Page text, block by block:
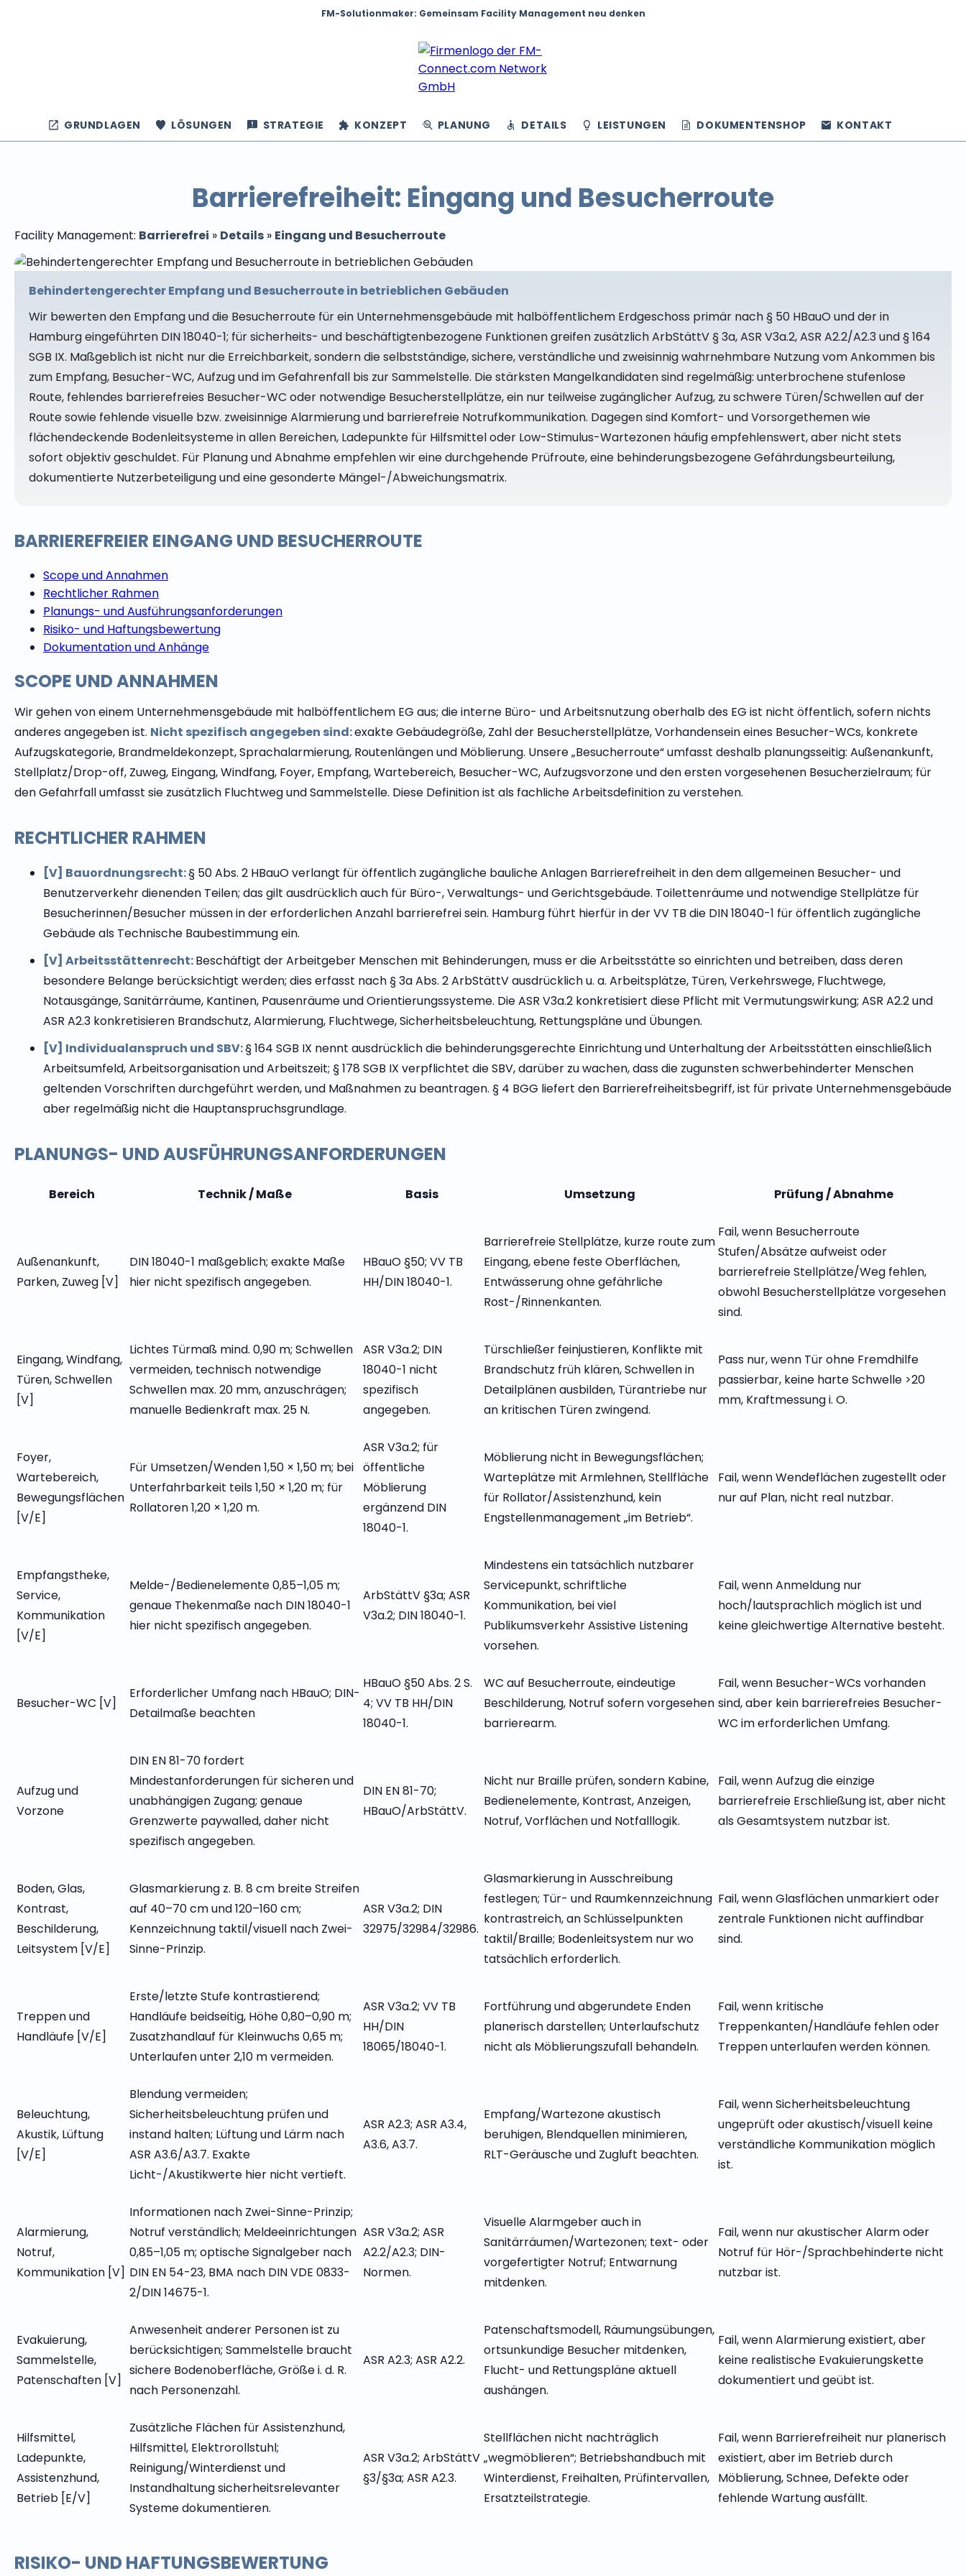
FM-Solutionmaker: Gemeinsam Facility Management neu denken
GRUNDLAGEN LÖSUNGEN STRATEGIE KONZEPT PLANUNG DETAILS LEISTUNGEN DOKUMENTENSHOP KONTAKT
Barrierefreiheit: Eingang und Besucherroute
Facility Management: Barrierefrei » Details » Eingang und Besucherroute
Behindertengerechter Empfang und Besucherroute in betrieblichen Gebäuden
Wir bewerten den Empfang und die Besucherroute für ein Unternehmensgebäude mit halböffentlichem Erdgeschoss primär nach § 50 HBauO und der in
Hamburg eingeführten DIN 18040-1; für sicherheits- und beschäftigtenbezogene Funktionen greifen zusätzlich ArbStättV § 3a, ASR V3a.2, ASR A2.2/A2.3 und § 164
SGB IX. Maßgeblich ist nicht nur die Erreichbarkeit, sondern die selbstständige, sichere, verständliche und zweisinnig wahrnehmbare Nutzung vom Ankommen bis
zum Empfang, Besucher-WC, Aufzug und im Gefahrenfall bis zur Sammelstelle. Die stärksten Mangelkandidaten sind regelmäßig: unterbrochene stufenlose
Route, fehlendes barrierefreies Besucher-WC oder notwendige Besucherstellplätze, ein nur teilweise zugänglicher Aufzug, zu schwere Türen/Schwellen auf der
Route sowie fehlende visuelle bzw. zweisinnige Alarmierung und barrierefreie Notrufkommunikation. Dagegen sind Komfort- und Vorsorgethemen wie
flächendeckende Bodenleitsysteme in allen Bereichen, Ladepunkte für Hilfsmittel oder Low-Stimulus-Wartezonen häufig empfehlenswert, aber nicht stets
sofort objektiv geschuldet. Für Planung und Abnahme empfehlen wir eine durchgehende Prüfroute, eine behinderungsbezogene Gefährdungsbeurteilung,
dokumentierte Nutzerbeteiligung und eine gesonderte Mängel-/Abweichungsmatrix.
BARRIEREFREIER EINGANG UND BESUCHERROUTE
Scope und Annahmen
Rechtlicher Rahmen
Planungs- und Ausführungsanforderungen
Risiko- und Haftungsbewertung
Dokumentation und Anhänge
SCOPE UND ANNAHMEN
Wir gehen von einem Unternehmensgebäude mit halböffentlichem EG aus; die interne Büro- und Arbeitsnutzung oberhalb des EG ist nicht öffentlich, sofern nichts
anderes angegeben ist. Nicht spezifisch angegeben sind:exakte Gebäudegröße, Zahl der Besucherstellplätze, Vorhandensein eines Besucher-WCs, konkrete
Aufzugskategorie, Brandmeldekonzept, Sprachalarmierung, Routenlängen und Möblierung. Unsere „Besucherroute“ umfasst deshalb planungsseitig: Außenankunft,
Stellplatz/Drop-off, Zuweg, Eingang, Windfang, Foyer, Empfang, Wartebereich, Besucher-WC, Aufzugsvorzone und den ersten vorgesehenen Besucherzielraum; für
den Gefahrfall umfasst sie zusätzlich Fluchtweg und Sammelstelle. Diese Definition ist als fachliche Arbeitsdefinition zu verstehen.
RECHTLICHER RAHMEN
[V] Bauordnungsrecht:§ 50 Abs. 2 HBauO verlangt für öffentlich zugängliche bauliche Anlagen Barrierefreiheit in den dem allgemeinen Besucher- und
Benutzerverkehr dienenden Teilen; das gilt ausdrücklich auch für Büro-, Verwaltungs- und Gerichtsgebäude. Toilettenräume und notwendige Stellplätze für
Besucherinnen/Besucher müssen in der erforderlichen Anzahl barrierefrei sein. Hamburg führt hierfür in der VV TB die DIN 18040-1 für öffentlich zugängliche
Gebäude als Technische Baubestimmung ein.
[V] Arbeitsstättenrecht:Beschäftigt der Arbeitgeber Menschen mit Behinderungen, muss er die Arbeitsstätte so einrichten und betreiben, dass deren
besondere Belange berücksichtigt werden; dies erfasst nach § 3a Abs. 2 ArbStättV ausdrücklich u. a. Arbeitsplätze, Türen, Verkehrswege, Fluchtwege,
Notausgänge, Sanitärräume, Kantinen, Pausenräume und Orientierungssysteme. Die ASR V3a.2 konkretisiert diese Pflicht mit Vermutungswirkung; ASR A2.2 und
ASR A2.3 konkretisieren Brandschutz, Alarmierung, Fluchtwege, Sicherheitsbeleuchtung, Rettungspläne und Übungen.
[V] Individualanspruch und SBV:§ 164 SGB IX nennt ausdrücklich die behinderungsgerechte Einrichtung und Unterhaltung der Arbeitsstätten einschließlich
Arbeitsumfeld, Arbeitsorganisation und Arbeitszeit; § 178 SGB IX verpflichtet die SBV, darüber zu wachen, dass die zugunsten schwerbehinderter Menschen
geltenden Vorschriften durchgeführt werden, und Maßnahmen zu beantragen. § 4 BGG liefert den Barrierefreiheitsbegriff, ist für private Unternehmensgebäude
aber regelmäßig nicht die Hauptanspruchsgrundlage.
PLANUNGS- UND AUSFÜHRUNGSANFORDERUNGEN
Bereich Technik / Maße Basis Umsetzung Prüfung / Abnahme
Außenankunft,
Parken, Zuweg [V]
DIN 18040-1 maßgeblich; exakte Maße
hier nicht spezifisch angegeben.
HBauO §50; VV TB
HH/DIN 18040-1.
Barrierefreie Stellplätze, kurze route zum
Eingang, ebene feste Oberflächen,
Entwässerung ohne gefährliche
Rost-/Rinnenkanten.
Fail, wenn Besucherroute
Stufen/Absätze aufweist oder
barrierefreie Stellplätze/Weg fehlen,
obwohl Besucherstellplätze vorgesehen
sind.
Eingang, Windfang,
Türen, Schwellen
[V]
Lichtes Türmaß mind. 0,90 m; Schwellen
vermeiden, technisch notwendige
Schwellen max. 20 mm, anzuschrägen;
manuelle Bedienkraft max. 25 N.
ASR V3a.2; DIN
18040-1 nicht
spezifisch
angegeben.
Türschließer feinjustieren, Konflikte mit
Brandschutz früh klären, Schwellen in
Detailplänen ausbilden, Türantriebe nur
an kritischen Türen zwingend.
Pass nur, wenn Tür ohne Fremdhilfe
passierbar, keine harte Schwelle >20
mm, Kraftmessung i. O.
Foyer,
Wartebereich,
Bewegungsflächen
[V/E]
Für Umsetzen/Wenden 1,50 × 1,50 m; bei
Unterfahrbarkeit teils 1,50 × 1,20 m; für
Rollatoren 1,20 × 1,20 m.
ASR V3a.2; für
öffentliche
Möblierung
ergänzend DIN
18040-1.
Möblierung nicht in Bewegungsflächen;
Warteplätze mit Armlehnen, Stellfläche
für Rollator/Assistenzhund, kein
Engstellenmanagement „im Betrieb“.
Fail, wenn Wendeflächen zugestellt oder
nur auf Plan, nicht real nutzbar.
Empfangstheke,
Service,
Kommunikation
[V/E]
Melde-/Bedienelemente 0,85–1,05 m;
genaue Thekenmaße nach DIN 18040-1
hier nicht spezifisch angegeben.
ArbStättV §3a; ASR
V3a.2; DIN 18040-1.
Mindestens ein tatsächlich nutzbarer
Servicepunkt, schriftliche
Kommunikation, bei viel
Publikumsverkehr Assistive Listening
vorsehen.
Fail, wenn Anmeldung nur
hoch/lautsprachlich möglich ist und
keine gleichwertige Alternative besteht.
Besucher-WC [V]
Erforderlicher Umfang nach HBauO; DIN-
Detailmaße beachten
HBauO §50 Abs. 2 S.
4; VV TB HH/DIN
18040-1.
WC auf Besucherroute, eindeutige
Beschilderung, Notruf sofern vorgesehen
barrierearm.
Fail, wenn Besucher-WCs vorhanden
sind, aber kein barrierefreies Besucher-
WC im erforderlichen Umfang.
Aufzug und
Vorzone
DIN EN 81-70 fordert
Mindestanforderungen für sicheren und
unabhängigen Zugang; genaue
Grenzwerte paywalled, daher nicht
spezifisch angegeben.
DIN EN 81-70;
HBauO/ArbStättV.
Nicht nur Braille prüfen, sondern Kabine,
Bedienelemente, Kontrast, Anzeigen,
Notruf, Vorflächen und Notfalllogik.
Fail, wenn Aufzug die einzige
barrierefreie Erschließung ist, aber nicht
als Gesamtsystem nutzbar ist.
Boden, Glas,
Kontrast,
Beschilderung,
Leitsystem [V/E]
Glasmarkierung z. B. 8 cm breite Streifen
auf 40–70 cm und 120–160 cm;
Kennzeichnung taktil/visuell nach Zwei-
Sinne-Prinzip.
ASR V3a.2; DIN
32975/32984/32986.
Glasmarkierung in Ausschreibung
festlegen; Tür- und Raumkennzeichnung
kontrastreich, an Schlüsselpunkten
taktil/Braille; Bodenleitsystem nur wo
tatsächlich erforderlich.
Fail, wenn Glasflächen unmarkiert oder
zentrale Funktionen nicht auffindbar
sind.
Treppen und
Handläufe [V/E]
Erste/letzte Stufe kontrastierend;
Handläufe beidseitig, Höhe 0,80–0,90 m;
Zusatzhandlauf für Kleinwuchs 0,65 m;
Unterlaufen unter 2,10 m vermeiden.
ASR V3a.2; VV TB
HH/DIN
18065/18040-1.
Fortführung und abgerundete Enden
planerisch darstellen; Unterlaufschutz
nicht als Möblierungszufall behandeln.
Fail, wenn kritische
Treppenkanten/Handläufe fehlen oder
Treppen unterlaufen werden können.
Beleuchtung,
Akustik, Lüftung
[V/E]
Blendung vermeiden;
Sicherheitsbeleuchtung prüfen und
instand halten; Lüftung und Lärm nach
ASR A3.6/A3.7. Exakte
Licht-/Akustikwerte hier nicht vertieft.
ASR A2.3; ASR A3.4,
A3.6, A3.7.
Empfang/Wartezone akustisch
beruhigen, Blendquellen minimieren,
RLT-Geräusche und Zugluft beachten.
Fail, wenn Sicherheitsbeleuchtung
ungeprüft oder akustisch/visuell keine
verständliche Kommunikation möglich
ist.
Alarmierung,
Notruf,
Kommunikation [V]
Informationen nach Zwei-Sinne-Prinzip;
Notruf verständlich; Meldeeinrichtungen
0,85–1,05 m; optische Signalgeber nach
DIN EN 54-23, BMA nach DIN VDE 0833-
2/DIN 14675-1.
ASR V3a.2; ASR
A2.2/A2.3; DIN-
Normen.
Visuelle Alarmgeber auch in
Sanitärräumen/Wartezonen; text- oder
vorgefertigter Notruf; Entwarnung
mitdenken.
Fail, wenn nur akustischer Alarm oder
Notruf für Hör-/Sprachbehinderte nicht
nutzbar ist.
Evakuierung,
Sammelstelle,
Patenschaften [V]
Anwesenheit anderer Personen ist zu
berücksichtigen; Sammelstelle braucht
sichere Bodenoberfläche, Größe i. d. R.
nach Personenzahl.
ASR A2.3; ASR A2.2.
Patenschaftsmodell, Räumungsübungen,
ortsunkundige Besucher mitdenken,
Flucht- und Rettungspläne aktuell
aushängen.
Fail, wenn Alarmierung existiert, aber
keine realistische Evakuierungskette
dokumentiert und geübt ist.
Hilfsmittel,
Ladepunkte,
Assistenzhund,
Betrieb [E/V]
Zusätzliche Flächen für Assistenzhund,
Hilfsmittel, Elektrorollstuhl;
Reinigung/Winterdienst und
Instandhaltung sicherheitsrelevanter
Systeme dokumentieren.
ASR V3a.2; ArbStättV
§3/§3a; ASR A2.3.
Stellflächen nicht nachträglich
„wegmöblieren“; Betriebshandbuch mit
Winterdienst, Freihalten, Prüfintervallen,
Ersatzteilstrategie.
Fail, wenn Barrierefreiheit nur planerisch
existiert, aber im Betrieb durch
Möblierung, Schnee, Defekte oder
fehlende Wartung ausfällt.
RISIKO- UND HAFTUNGSBEWERTUNG